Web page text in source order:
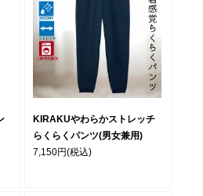
KIRAKUやわらかストレッチ
らくらくパンツ(男女兼用)
7,150円(税込)